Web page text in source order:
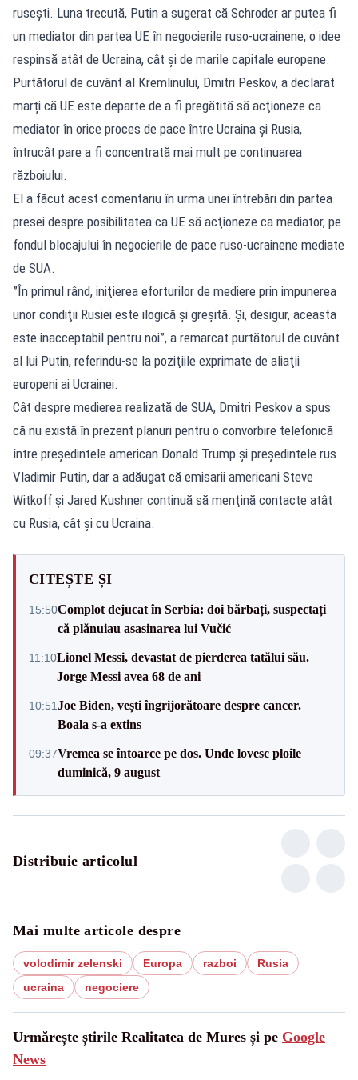
ruseşti. Luna trecută, Putin a sugerat că Schroder ar putea fi
un mediator din partea UE în negocierile ruso-ucrainene, o idee
respinsă atât de Ucraina, cât şi de marile capitale europene.
Purtătorul de cuvânt al Kremlinului, Dmitri Peskov, a declarat
marți că UE este departe de a fi pregătită să acţioneze ca
mediator în orice proces de pace între Ucraina şi Rusia,
întrucât pare a fi concentrată mai mult pe continuarea
războiului.
El a făcut acest comentariu în urma unei întrebări din partea
presei despre posibilitatea ca UE să acţioneze ca mediator, pe
fondul blocajului în negocierile de pace ruso-ucrainene mediate
de SUA.
”În primul rând, iniţierea eforturilor de mediere prin impunerea
unor condiţii Rusiei este ilogică şi greşită. Şi, desigur, aceasta
este inacceptabil pentru noi”, a remarcat purtătorul de cuvânt
al lui Putin, referindu-se la poziţiile exprimate de aliaţii
europeni ai Ucrainei.
Cât despre medierea realizată de SUA, Dmitri Peskov a spus
că nu există în prezent planuri pentru o convorbire telefonică
între preşedintele american Donald Trump şi preşedintele rus
Vladimir Putin, dar a adăugat că emisarii americani Steve
Witkoff şi Jared Kushner continuă să menţină contacte atât
cu Rusia, cât şi cu Ucraina.
CITEȘTE ȘI
15:50Complot dejucat în Serbia: doi bărbați, suspectați
că plănuiau asasinarea lui Vučić
11:10Lionel Messi, devastat de pierderea tatălui său.
Jorge Messi avea 68 de ani
10:51Joe Biden, vești îngrijorătoare despre cancer.
Boala s-a extins
09:37Vremea se întoarce pe dos. Unde lovesc ploile
duminică, 9 august
Distribuie articolul
Mai multe articole despre
volodimir zelenski Europa razboi
Rusia
ucraina
negociere
Urmărește știrile Realitatea de Mures și pe Google
News